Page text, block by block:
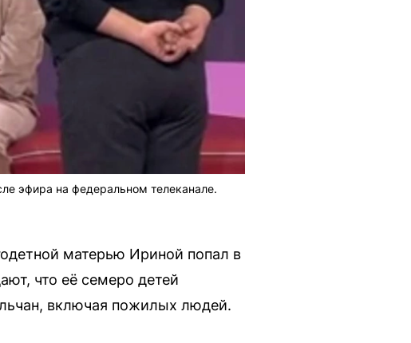
эфира на федеральном телеканале.
матерью Ириной попал в
что её семеро детей
включая пожилых людей.